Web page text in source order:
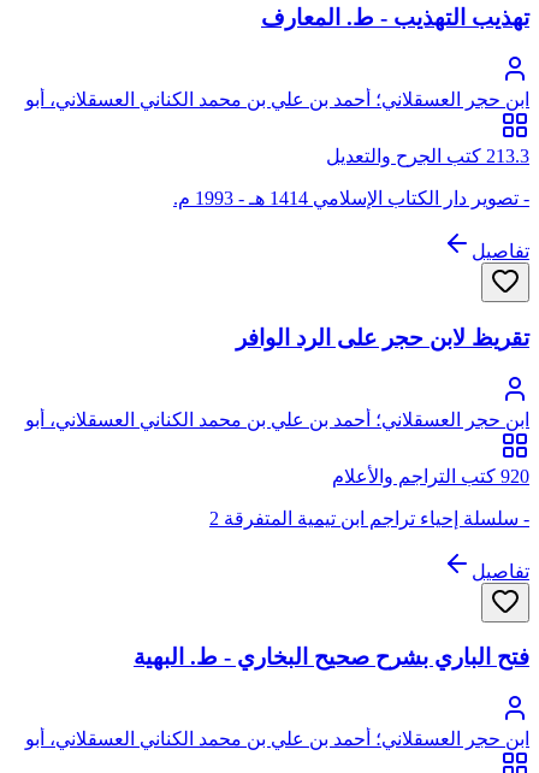
تهذيب التهذيب - ط. المعارف
ابن حجر العسقلاني؛ أحمد بن علي بن محمد الكناني العسقلاني، أبو
الفضل، شهاب الدين، ابن حجر
213.3 كتب الجرح والتعديل
- تصوير دار الكتاب الإسلامي 1414 هـ - 1993 م.
تفاصيل
تقريظ لابن حجر على الرد الوافر
ابن حجر العسقلاني؛ أحمد بن علي بن محمد الكناني العسقلاني، أبو
الفضل، شهاب الدين، ابن حجر
920 كتب التراجم والأعلام
- سلسلة إحياء تراجم ابن تيمية المتفرقة 2
تفاصيل
فتح الباري بشرح صحيح البخاري - ط. البهية
ابن حجر العسقلاني؛ أحمد بن علي بن محمد الكناني العسقلاني، أبو
الفضل، شهاب الدين، ابن حجر